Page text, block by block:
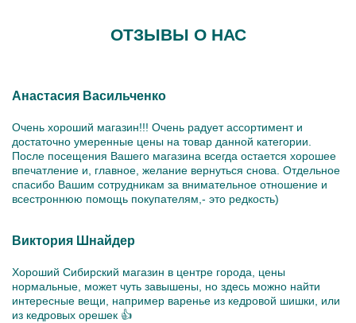
ОТЗЫВЫ О НАС
Анастасия Васильченко
Очень хороший магазин!!! Очень радует ассортимент и
достаточно умеренные цены на товар данной категории.
После посещения Вашего магазина всегда остается хорошее
впечатление и, главное, желание вернуться снова. Отдельное
спасибо Вашим сотрудникам за внимательное отношение и
всестроннюю помощь покупателям,- это редкость)
Виктория Шнайдер
Хороший Сибирский магазин в центре города, цены
нормальные, может чуть завышены, но здесь можно найти
интересные вещи, например варенье из кедровой шишки, или
из кедровых орешек 👍